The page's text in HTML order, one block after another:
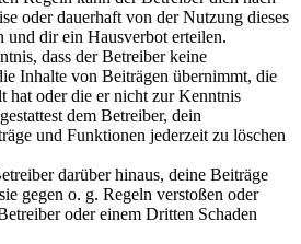
oder dauerhaft von der Nutzung dieses
und dir ein Hausverbot erteilen.
dass der Betreiber keine
Inhalte von Beiträgen übernimmt, die
hat oder die er nicht zur Kenntnis
dem Betreiber, dein
und Funktionen jederzeit zu löschen
darüber hinaus, deine Beiträge
gegen o. g. Regeln verstoßen oder
oder einem Dritten Schaden